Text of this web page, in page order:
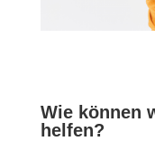
Wie können
helfen?